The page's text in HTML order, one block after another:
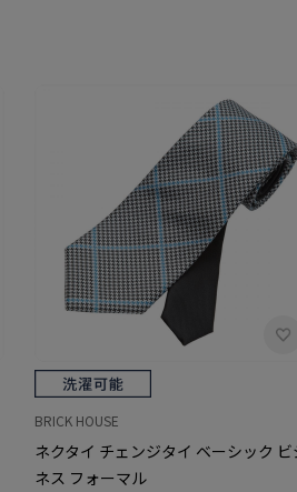
BRICK HOUSE
ネクタイ チェンジタイ ベーシック ビ
ネス フォーマル